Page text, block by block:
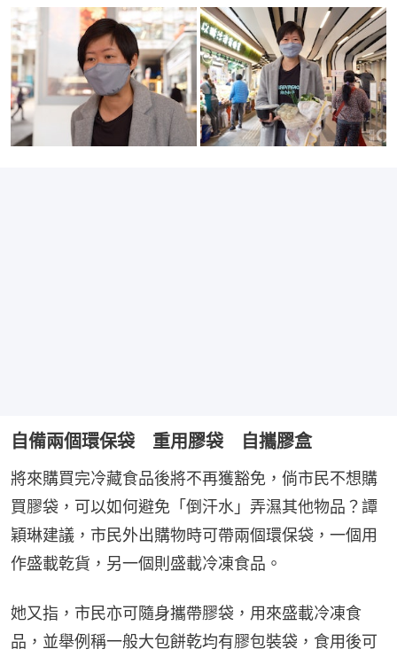
自備兩個環保袋 重用膠袋 自攜膠盒
將來購買完冷藏食品後將不再獲豁免，倘市民不想購
買膠袋，可以如何避免「倒汗水」弄濕其他物品？譚
穎琳建議，市民外出購物時可帶兩個環保袋，一個用
作盛載乾貨，另一個則盛載冷凍食品。
她又指，市民亦可隨身攜帶膠袋，用來盛載冷凍食
品，並舉例稱一般大包餅乾均有膠包裝袋，食用後可